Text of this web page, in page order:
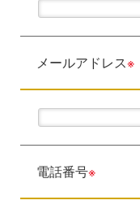
メールアドレス※
電話番号※